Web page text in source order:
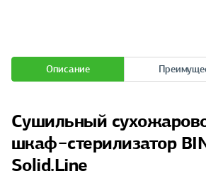
Описание
Сушильный
шкаф−стерилизатор
Solid.Line